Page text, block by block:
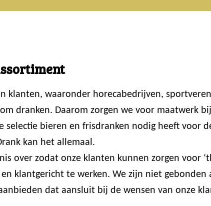
klanten, waaronder horecabedrijven,
dranken. Daarom zorgen we voor maatwerk
selectie bieren en frisdranken nodig heeft voor
kan het allemaal.
over zodat onze klanten kunnen zorgen voor
klantgericht te werken. We zijn niet gebonden
dat aansluit bij de wensen van onze